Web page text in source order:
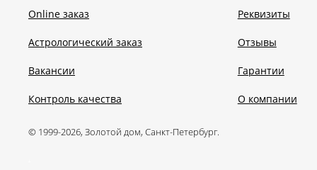
Online заказ
Астрологический заказ
Вакансии
Контроль качества
Реквизиты
Отзывы
Гарантии
О компании
© 1999-2026, Золотой дом, Санкт-Петербург.